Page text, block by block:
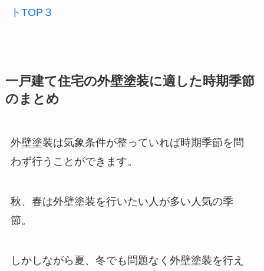
トTOP３
一戸建て住宅の外壁塗装に適した時期季節
のまとめ
外壁塗装は気象条件が整っていれば時期季節を問
わず行うことができます。
秋、春は外壁塗装を行いたい人が多い人気の季
節。
しかしながら夏、冬でも問題なく外壁塗装を行え